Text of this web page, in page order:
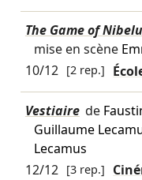
The Game of
mise en scène
10/12 [2 rep.]
Vestiaire de
Guillaume
Lecamus
12/12 [3 rep.]